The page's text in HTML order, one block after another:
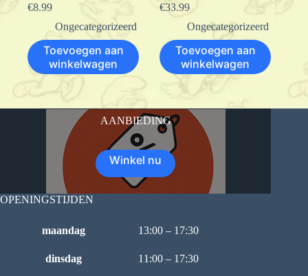
€8.99
Ongecategorizeerd
Toevoegen aan
winkelwagen
€33.99
Ongecategorizeerd
Toevoegen aan
winkelwagen
AANBIEDING
Winkel nu
OPENINGSTIJDEN
maandag 13:00 – 17:30
dinsdag 11:00 – 17:30